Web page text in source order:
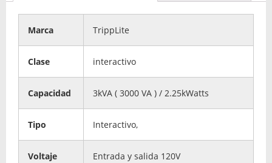
Marca TrippLite
Clase interactivo
Capacidad 3kVA ( 3000 VA ) / 2.25kWatts
Tipo Interactivo,
Voltaje Entrada y salida 120V